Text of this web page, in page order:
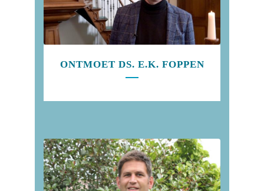
ONTMOET DS. E.K. FOPPEN